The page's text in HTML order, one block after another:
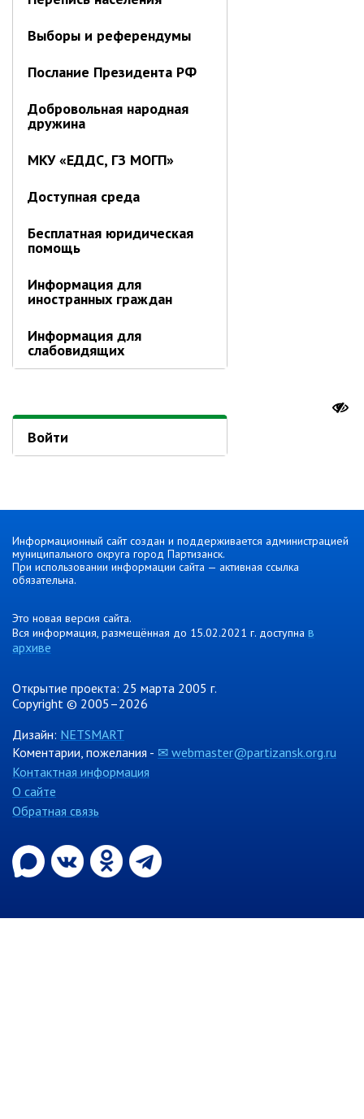
Выборы и референдумы
Послание Президента РФ
Добровольная народная
дружина
МКУ «ЕДДС, ГЗ МОГП»
Доступная среда
Бесплатная юридическая
помощь
Информация для
иностранных граждан
Информация для
слабовидящих
Войти
Информационный сайт создан и поддерживается администрацией
муниципального округа город Партизанск.
При использовании информации сайта — активная ссылка
обязательна.
Это новая версия сайта.
Вся информация, размещённая до 15.02.2021 г. доступна в
архиве
Открытие проекта: 25 марта 2005 г.
Copyright © 2005–2026
Дизайн: NETSMART
Коментарии, пожелания - ✉ webmaster@partizansk.org.ru
Контактная информация
О сайте
Обратная связь